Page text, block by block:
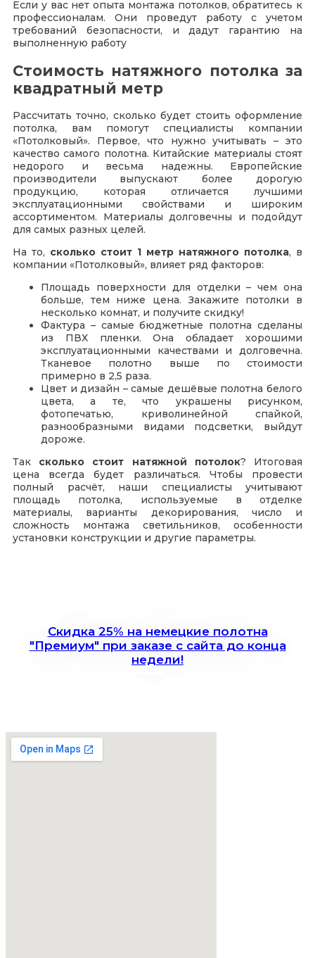
Если у вас нет опыта монтажа потолков, обратитесь к
профессионалам. Они проведут работу с учетом
требований безопасности, и дадут гарантию на
выполненную работу
Стоимость натяжного потолка за
квадратный метр
Рассчитать точно, сколько будет стоить оформление
потолка, вам помогут специалисты компании
«Потолковый». Первое, что нужно учитывать – это
качество самого полотна. Китайские материалы стоят
недорого и весьма надежны. Европейские
производители выпускают более дорогую
продукцию, которая отличается лучшими
эксплуатационными свойствами и широким
ассортиментом. Материалы долговечны и подойдут
для самых разных целей.
На то, сколько стоит 1 метр натяжного потолка, в
компании «Потолковый», влияет ряд факторов:
Площадь поверхности для отделки – чем она
больше, тем ниже цена. Закажите потолки в
несколько комнат, и получите скидку!
Фактура – самые бюджетные полотна сделаны
из ПВХ пленки. Она обладает хорошими
эксплуатационными качествами и долговечна.
Тканевое полотно выше по стоимости
примерно в 2,5 раза.
Цвет и дизайн – самые дешёвые полотна белого
цвета, а те, что украшены рисунком,
фотопечатью, криволинейной спайкой,
разнообразными видами подсветки, выйдут
дороже.
Так сколько стоит натяжной потолок? Итоговая
цена всегда будет различаться. Чтобы провести
полный расчёт, наши специалисты учитывают
площадь потолка, используемые в отделке
материалы, варианты декорирования, число и
сложность монтажа светильников, особенности
установки конструкции и другие параметры.
Скидка 25% на немецкие полотна
"Премиум" при заказе с сайта до конца
недели!